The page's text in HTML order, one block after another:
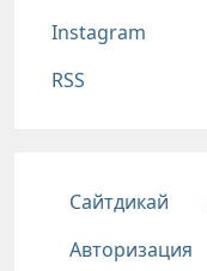
Instagram
RSS
Подвал
Сайтдикай
Авторизация